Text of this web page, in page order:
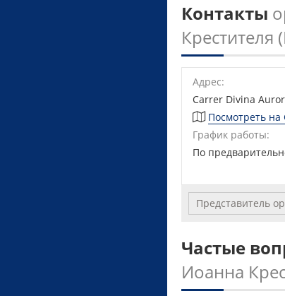
Контакты
Крестителя
Адрес:
Carrer Divina
Посмотреть на
График работы:
По
Представитель
Частые
Иоанна